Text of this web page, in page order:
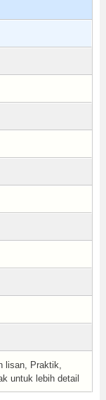
lisan, Praktik,
untuk lebih detail